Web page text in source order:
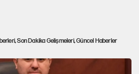
Son Dakika Gelişmeleri, Güncel Haberler
çifte cinayette iki gözaltı